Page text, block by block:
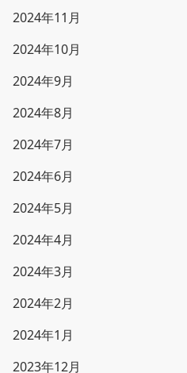
2024年11月
2024年10月
2024年9月
2024年8月
2024年7月
2024年6月
2024年5月
2024年4月
2024年3月
2024年2月
2024年1月
2023年12月